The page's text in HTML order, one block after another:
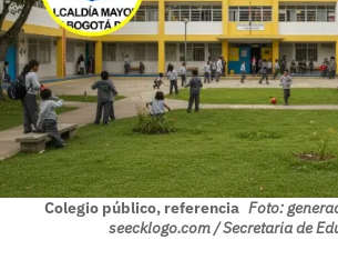
Colegio público, referencia Foto:
seecklogo.com / Secretaria de